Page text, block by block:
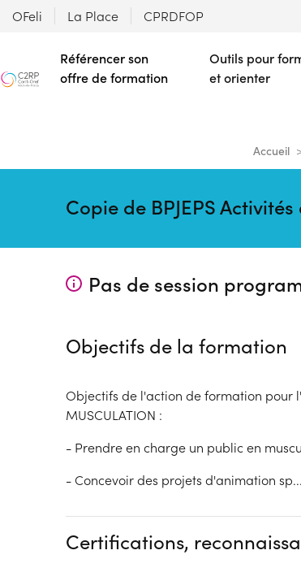
OFeli La Place CPRDFOP
Référencer son
offre de formation
Outils pour
et orienter
Accueil
Copie de BPJEPS
Pas de session
Objectifs de la formation
Objectifs de l'action de formation pour
MUSCULATION :
- Prendre en charge un public en
- Concevoir des projets d'animation sp...
Certifications,